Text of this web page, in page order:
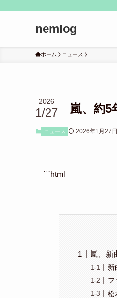
nemlog
ホーム ニュース
嵐、約5
2026
1/27
ニュース 2026年1月27日
```html
嵐、新
新
フ
松